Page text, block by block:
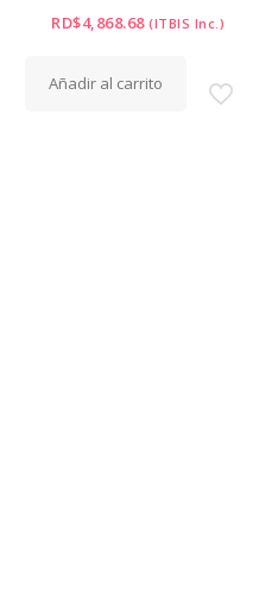
RD$4,868.68 (ITBIS Inc.)
Añadir al carrito